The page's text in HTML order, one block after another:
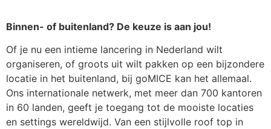
Binnen- of buitenland? De keuze is aan jou!
Of je nu een intieme lancering in Nederland wilt
organiseren, of groots uit wilt pakken op een bijzondere
locatie in het buitenland, bij goMICE kan het allemaal.
Ons internationale netwerk, met meer dan 700 kantoren
in 60 landen, geeft je toegang tot de mooiste locaties
en settings wereldwijd. Van een stijlvolle roof top in